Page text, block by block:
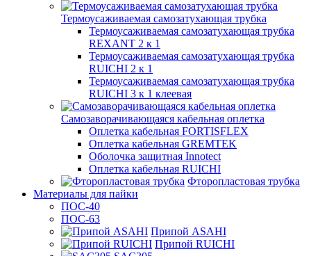
Термоусаживаемая самозатухающая трубка
Термоусаживаемая самозатухающая трубка
REXANT 2 к 1
Термоусаживаемая самозатухающая трубка
RUICHI 2 к 1
Термоусаживаемая самозатухающая трубка
RUICHI 3 к 1 клеевая
Самозаворачивающаяся кабельная оплетка
Оплетка кабельная FORTISFLEX
Оплетка кабельная GREMTEK
Оболочка защитная Innotect
Оплетка кабельная RUICHI
Фторопластовая трубка
Материалы для пайки
ПОС-40
ПОС-63
Припой ASAHI
Припой RUICHI